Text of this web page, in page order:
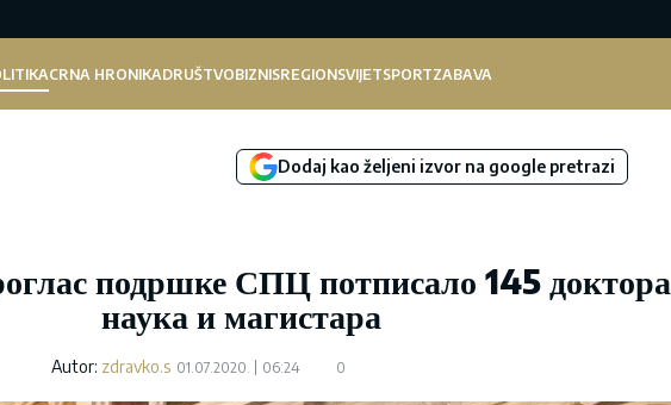
CRNA HRONIKADRUŠTVOBIZNISREGIONSVIJETSPORTZABAVA
Dodaj kao željeni izvor na google pretrazi
подршке СПЦ потписало 145 доктора
наука и магистара
Autor: zdravko.s 01.07.2020. 06:24 0